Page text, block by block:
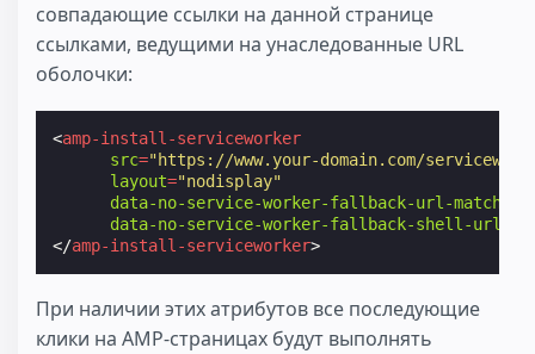
совпадающие ссылки на данной странице
ссылками, ведущими на унаследованные URL
оболочки:
<amp-install-serviceworker
src="https://www.your-domain.com/
layout="nodisplay"
data-no-service-worker-fallback-url-match
data-no-service-worker-fallback-shell-url
</amp-install-serviceworker>
При наличии этих атрибутов все последующие
клики на AMP-страницах будут выполнять